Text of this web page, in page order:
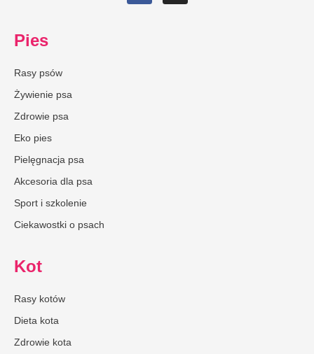
Pies
Rasy psów
Żywienie psa
Zdrowie psa
Eko pies
Pielęgnacja psa
Akcesoria dla psa
Sport i szkolenie
Ciekawostki o psach
Kot
Rasy kotów
Dieta kota
Zdrowie kota